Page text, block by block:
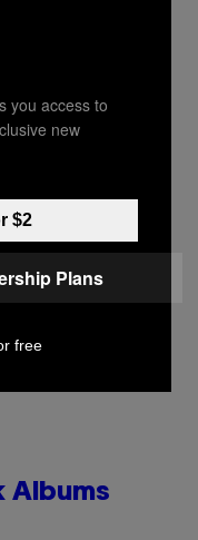
Sex Toy
Upgrade
Albums
you access to
new
$2
Plans
free